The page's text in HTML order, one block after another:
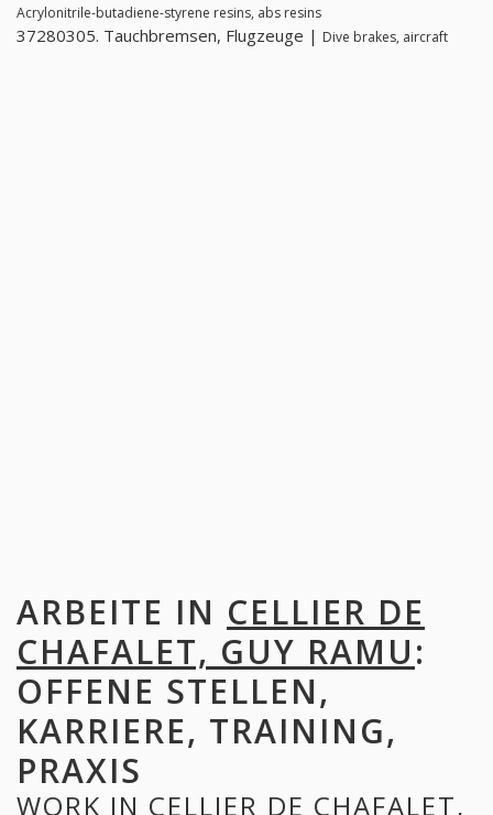
Acrylonitrile-butadiene-styrene resins, abs resins
37280305. Tauchbremsen, Flugzeuge | Dive brakes, aircraft
ARBEITE IN CELLIER DE
CHAFALET, GUY RAMU:
OFFENE STELLEN,
KARRIERE, TRAINING,
PRAXIS
WORK IN CELLIER DE CHAFALET,